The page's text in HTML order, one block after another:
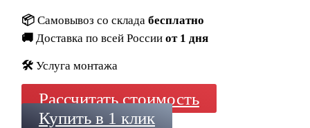
📦 Самовывоз со склада бесплатно
🚚 Доставка по всей России от 1 дня
🛠️ Услуга монтажа
Рассчитать стоимость
Купить в 1 клик